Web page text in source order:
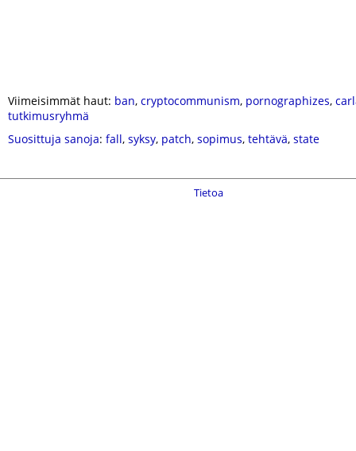
Viimeisimmät haut: ban, cryptocommunism, pornographizes,
tutkimusryhmä
Suosittuja sanoja: fall, syksy, patch, sopimus, tehtävä, state
Tietoa